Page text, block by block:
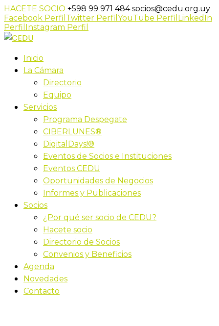
HACETE SOCIO +598 99 971 484socios@cedu.org.uy
Facebook Perfil Twitter Perfil YouTube Perfil LinkedIn
Perfil Instagram Perfil
Inicio
La Cámara
Directorio
Equipo
Servicios
Programa Despegate
CIBERLUNES®
DigitalDays!®
Eventos de Socios e Instituciones
Eventos CEDU
Oportunidades de Negocios
Informes y Publicaciones
Socios
¿Por qué ser socio de CEDU?
Hacete socio
Directorio de Socios
Convenios y Beneficios
Agenda
Novedades
Contacto